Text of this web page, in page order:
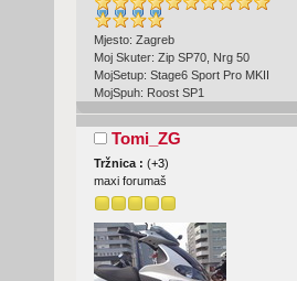
Mjesto: Zagreb
Moj Skuter: Zip SP70, Nrg 50
MojSetup: Stage6 Sport Pro MKII
MojSpuh: Roost SP1
Tomi_ZG
Tržnica : (+3)
maxi forumaš